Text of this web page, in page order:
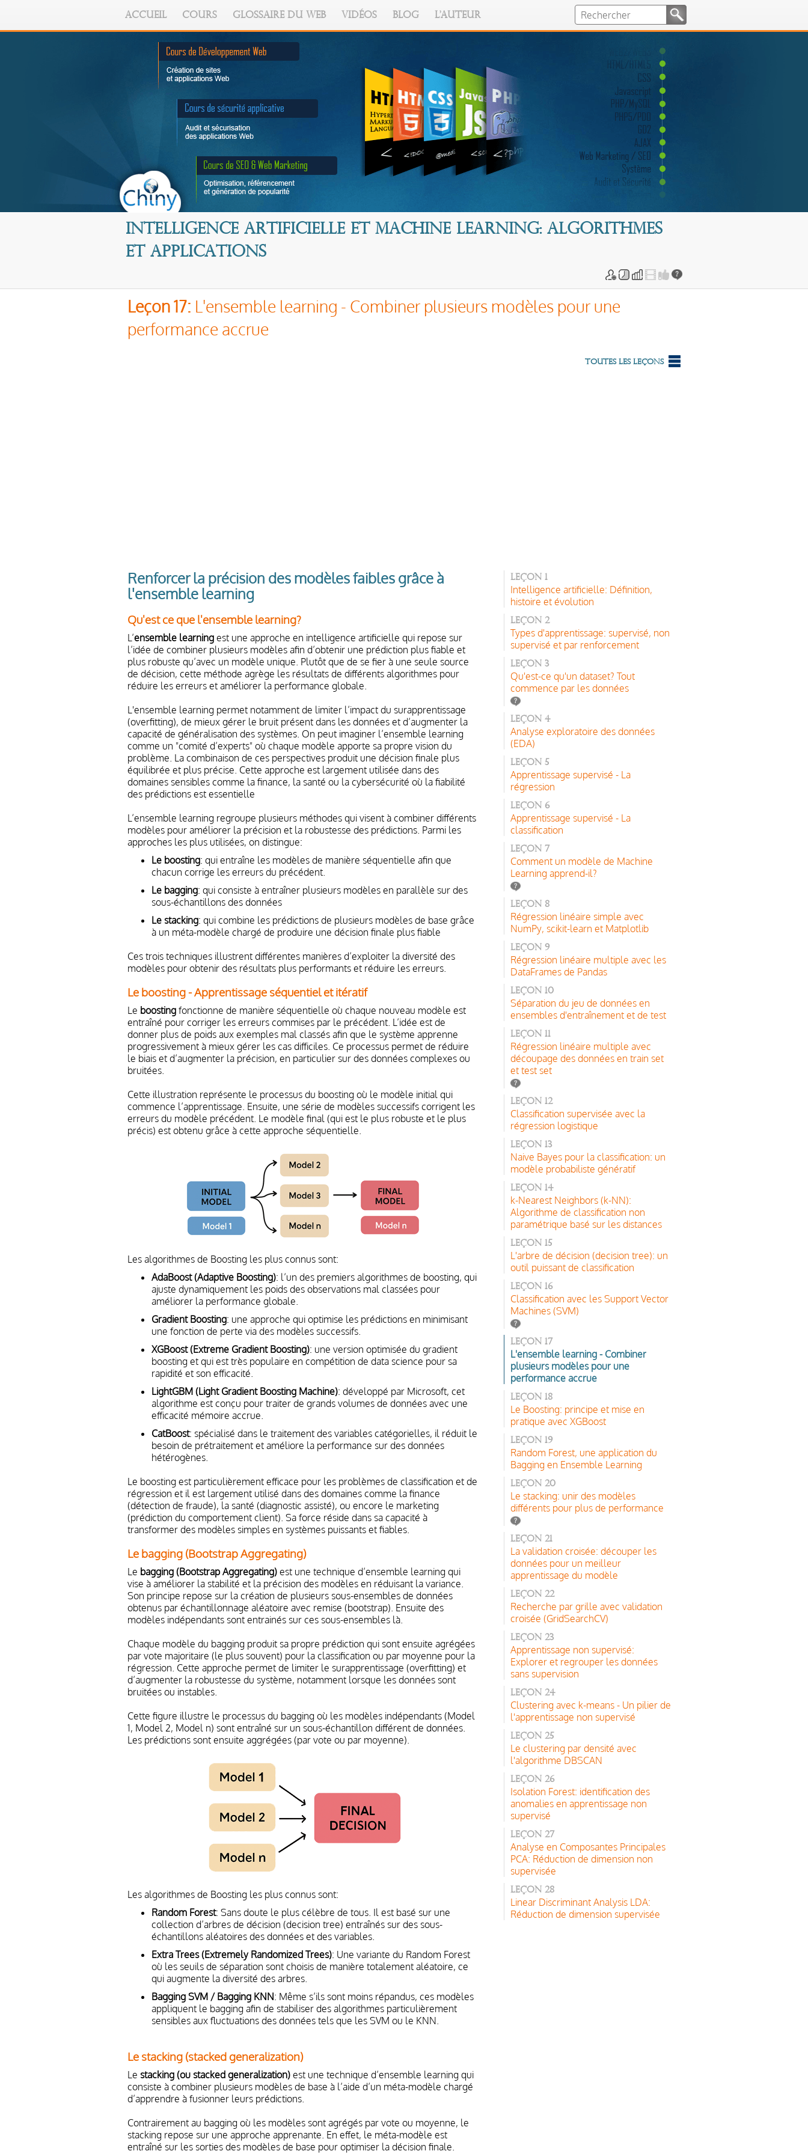
ACCUEIL COURS GLOSSAIRE DU WEB VIDÉOS BLOG L'AUTEUR
Intelligence artificielle et Machine Learning: algorithmes
et applications
Leçon 17: L'ensemble learning - Combiner plusieurs modèles pour une
performance accrue
Toutes les leçons
Renforcer la précision des modèles faibles grâce à
l'ensemble learning
Qu'est ce que l'ensemble learning?
L’ensemble learningest une approche en intelligence artificielle qui repose sur
l’idée de combiner plusieurs modèles afin d’obtenir une prédiction plus fiable et
plus robuste qu’avec un modèle unique. Plutôt que de se fier à une seule source
de décision, cette méthode agrège les résultats de différents algorithmes pour
réduire les erreurs et améliorer la performance globale.
L'ensemble learning permet notamment de limiter l’impact du surapprentissage
(overfitting), de mieux gérer le bruit présent dans les données et d’augmenter la
capacité de généralisation des systèmes. On peut imaginer l’ensemble learning
comme un "comité d’experts" où chaque modèle apporte sa propre vision du
problème. La combinaison de ces perspectives produit une décision finale plus
équilibrée et plus précise. Cette approche est largement utilisée dans des
domaines sensibles comme la finance, la santé ou la cybersécurité où la fiabilité
des prédictions est essentielle
L’ensemble learning regroupe plusieurs méthodes qui visent à combiner différents
modèles pour améliorer la précision et la robustesse des prédictions. Parmi les
approches les plus utilisées, on distingue:
Le boosting: qui entraîne les modèles de manière séquentielle afin que
chacun corrige les erreurs du précédent.
Le bagging: qui consiste à entraîner plusieurs modèles en parallèle sur des
sous-échantillons des données
Le stacking: qui combine les prédictions de plusieurs modèles de base grâce
à un méta-modèle chargé de produire une décision finale plus fiable
Ces trois techniques illustrent différentes manières d’exploiter la diversité des
modèles pour obtenir des résultats plus performants et réduire les erreurs.
Le boosting - Apprentissage séquentiel et itératif
Le boostingfonctionne de manière séquentielle où chaque nouveau modèle est
entraîné pour corriger les erreurs commises par le précédent. L’idée est de
donner plus de poids aux exemples mal classés afin que le système apprenne
progressivement à mieux gérer les cas difficiles. Ce processus permet de réduire
le biais et d’augmenter la précision, en particulier sur des données complexes ou
bruitées.
Cette illustration représente le processus du boosting où le modèle initial qui
commence l’apprentissage. Ensuite, une série de modèles successifs corrigent les
erreurs du modèle précédent. Le modèle final (qui est le plus robuste et le plus
précis) est obtenu grâce à cette approche séquentielle.
Les algorithmes de Boosting les plus connus sont:
AdaBoost (Adaptive Boosting): l’un des premiers algorithmes de boosting, qui
ajuste dynamiquement les poids des observations mal classées pour
améliorer la performance globale.
Gradient Boosting: une approche qui optimise les prédictions en minimisant
une fonction de perte via des modèles successifs.
XGBoost (Extreme Gradient Boosting): une version optimisée du gradient
boosting et qui est très populaire en compétition de data science pour sa
rapidité et son efficacité.
LightGBM (Light Gradient Boosting Machine): développé par Microsoft, cet
algorithme est conçu pour traiter de grands volumes de données avec une
efficacité mémoire accrue.
CatBoost: spécialisé dans le traitement des variables catégorielles, il réduit le
besoin de prétraitement et améliore la performance sur des données
hétérogènes.
Le boosting est particulièrement efficace pour les problèmes de classification et de
régression et il est largement utilisé dans des domaines comme la finance
(détection de fraude), la santé (diagnostic assisté), ou encore le marketing
(prédiction du comportement client). Sa force réside dans sa capacité à
transformer des modèles simples en systèmes puissants et fiables.
Le bagging (Bootstrap Aggregating)
Le bagging (Bootstrap Aggregating)est une technique d’ensemble learning qui
vise à améliorer la stabilité et la précision des modèles en réduisant la variance.
Son principe repose sur la création de plusieurs sous-ensembles de données
obtenus par échantillonnage aléatoire avec remise (bootstrap). Ensuite des
modèles indépendants sont entrainés sur ces sous-ensembles là.
Chaque modèle du bagging produit sa propre prédiction qui sont ensuite agrégées
par vote majoritaire (le plus souvent) pour la classification ou par moyenne pour la
régression. Cette approche permet de limiter le surapprentissage (overfitting) et
d’augmenter la robustesse du système, notamment lorsque les données sont
bruitées ou instables.
Cette figure illustre le processus du bagging où les modèles indépendants (Model
1, Model 2, Model n) sont entraîné sur un sous-échantillon différent de données.
Les prédictions sont ensuite aggrégées (par vote ou par moyenne).
Les algorithmes de Boosting les plus connus sont:
Random Forest: Sans doute le plus célèbre de tous. Il est basé sur une
collection d’arbres de décision (decision tree) entraînés sur des sous-
échantillons aléatoires des données et des variables.
Extra Trees (Extremely Randomized Trees): Une variante du Random Forest
où les seuils de séparation sont choisis de manière totalement aléatoire, ce
qui augmente la diversité des arbres.
Bagging SVM / Bagging KNN: Même s’ils sont moins répandus, ces modèles
appliquent le bagging afin de stabiliser des algorithmes particulièrement
sensibles aux fluctuations des données tels que les SVM ou le KNN.
Le stacking (stacked generalization)
Le stacking (ou stacked generalization)est une technique d’ensemble learning qui
consiste à combiner plusieurs modèles de base à l’aide d’un méta-modèle chargé
d’apprendre à fusionner leurs prédictions.
Contrairement au bagging où les modèles sont agrégés par vote ou moyenne, le
stacking repose sur une approche apprenante. En effet, le méta-modèle est
entraîné sur les sorties des modèles de base pour optimiser la décision finale.
Leçon 1
Intelligence artificielle: Définition,
histoire et évolution
Leçon 2
Types d'apprentissage: supervisé, non
supervisé et par renforcement
Leçon 3
Qu'est-ce qu'un dataset? Tout
commence par les données
Leçon 4
Analyse exploratoire des données
(EDA)
Leçon 5
Apprentissage supervisé - La
régression
Leçon 6
Apprentissage supervisé - La
classification
Leçon 7
Comment un modèle de Machine
Learning apprend-il?
Leçon 8
Régression linéaire simple avec
NumPy, scikit-learn et Matplotlib
Leçon 9
Régression linéaire multiple avec les
DataFrames de Pandas
Leçon 10
Séparation du jeu de données en
ensembles d'entraînement et de test
Leçon 11
Régression linéaire multiple avec
découpage des données en train set
et test set
Leçon 12
Classification supervisée avec la
régression logistique
Leçon 13
Naive Bayes pour la classification: un
modèle probabiliste génératif
Leçon 14
k-Nearest Neighbors (k-NN):
Algorithme de classification non
paramétrique basé sur les distances
Leçon 15
L'arbre de décision (decision tree): un
outil puissant de classification
Leçon 16
Classification avec les Support Vector
Machines (SVM)
Leçon 17
L'ensemble learning - Combiner
plusieurs modèles pour une
performance accrue
Leçon 18
Le Boosting: principe et mise en
pratique avec XGBoost
Leçon 19
Random Forest, une application du
Bagging en Ensemble Learning
Leçon 20
Le stacking: unir des modèles
différents pour plus de performance
Leçon 21
La validation croisée: découper les
données pour un meilleur
apprentissage du modèle
Leçon 22
Recherche par grille avec validation
croisée (GridSearchCV)
Leçon 23
Apprentissage non supervisé:
Explorer et regrouper les données
sans supervision
Leçon 24
Clustering avec k-means - Un pilier de
l'apprentissage non supervisé
Leçon 25
Le clustering par densité avec
l'algorithme DBSCAN
Leçon 26
Isolation Forest: identification des
anomalies en apprentissage non
supervisé
Leçon 27
Analyse en Composantes Principales
PCA: Réduction de dimension non
supervisée
Leçon 28
Linear Discriminant Analysis LDA:
Réduction de dimension supervisée